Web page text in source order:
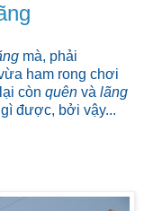
mà, phải
ham rong chơi
còn quên và lãng
được, bởi vậy...